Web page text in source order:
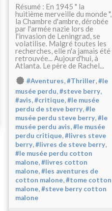
Résumé : En 1945 " la
huitième merveille du monde ",
la Chambre d'ambre, dérobée
par l'armée nazie lors de
l'invasion de Leningrad, se
volatilise. Malgré toutes les
recherches, elle n'a jamais été
retrouvée... Aujourd'hui, à
Atlanta. Le père de Rachel...
#Aventures,#Thriller,#le
musée perdu,#steve berry,
#avis,#critique,#le musée
perdu de steve berry,#le
musée perdu steve berry,#le
musée perdu avis,#le musée
perdu critique,#livres steve
berry,#livres de steve berry,
#le musée perdu cotton
malone,#livres cotton
malone,#les aventures de
cotton malone,#tome cotton
malone,#steve berry cotton
malone